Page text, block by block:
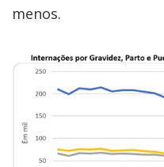
menos.